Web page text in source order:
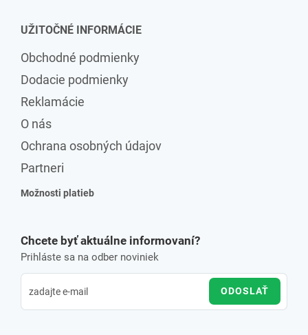
UŽITOČNÉ INFORMÁCIE
Obchodné podmienky
Dodacie podmienky
Reklamácie
O nás
Ochrana osobných údajov
Partneri
Možnosti platieb
Chcete byť aktuálne informovaní?
Prihláste sa na odber noviniek
ODOSLAŤ